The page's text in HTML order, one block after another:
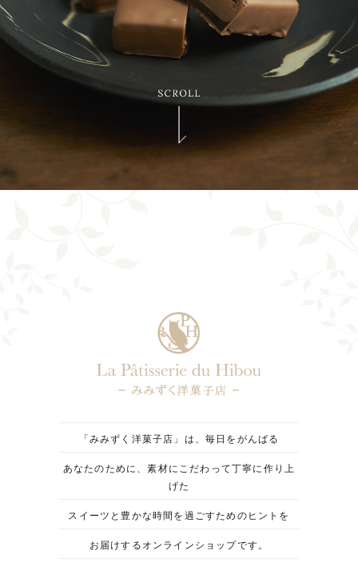
「みみずく洋菓子店」は、毎日をがんばる
あなたのために、素材にこだわって丁寧に作り上
げた
スイーツと豊かな時間を過ごすためのヒントを
お届けするオンラインショップです。